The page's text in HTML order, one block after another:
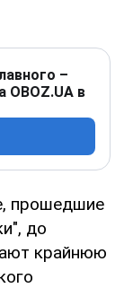
–
OBOZ.UA в
прошедшие
до
крайнюю